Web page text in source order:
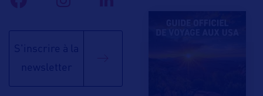
S'inscrire à la
newsletter